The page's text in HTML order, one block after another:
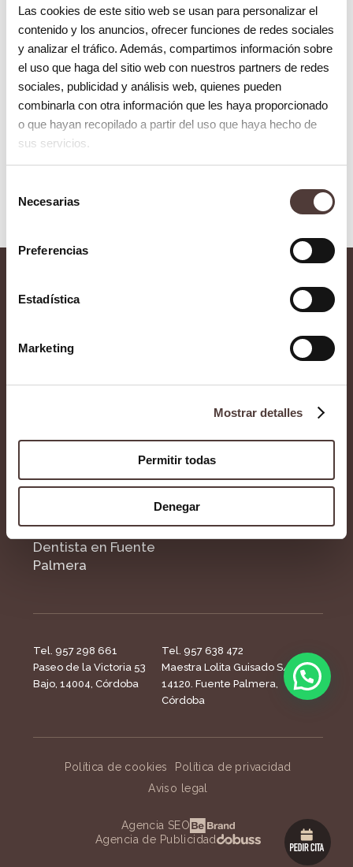
Las cookies de este sitio web se usan para personalizar el
contenido y los anuncios, ofrecer funciones de redes sociales
y analizar el tráfico. Además, compartimos información sobre
el uso que haga del sitio web con nuestros partners de redes
sociales, publicidad y análisis web, quienes pueden
combinarla con otra información que les haya proporcionado
o que hayan recopilado a partir del uso que haya hecho de
sus servicios.
Necesarias
Preferencias
Estadística
Marketing
Mostrar detalles
Permitir todas
Denegar
Especialidades y otros
tratamientos
Ortodoncia invisible Spark
Contacto
dental
Blog
Contacto
Dentista en Fuente
Palmera
Tel. 957 298 661
Paseo de la Victoria 53
Bajo, 14004, Córdoba
Tel. 957 638 472
Maestra Lolita Guisado S/N,
14120. Fuente Palmera,
Córdoba
Política de cookies
Política de privacidad
Aviso legal
Agencia SEO
Agencia de Publicidad